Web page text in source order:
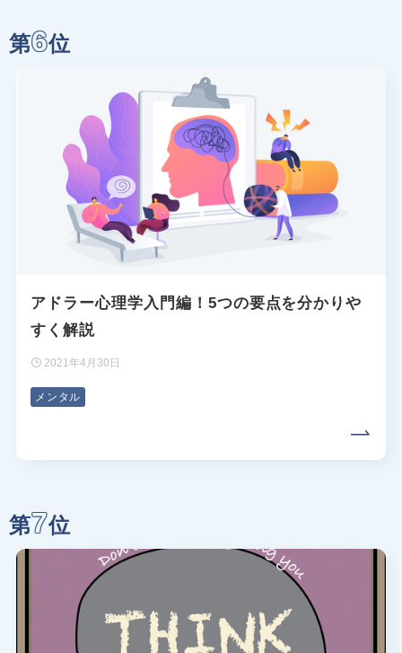
第6位
アドラー心理学入門編！5つの要点を分かりや
すく解説
2021年4月30日
メンタル
第7位